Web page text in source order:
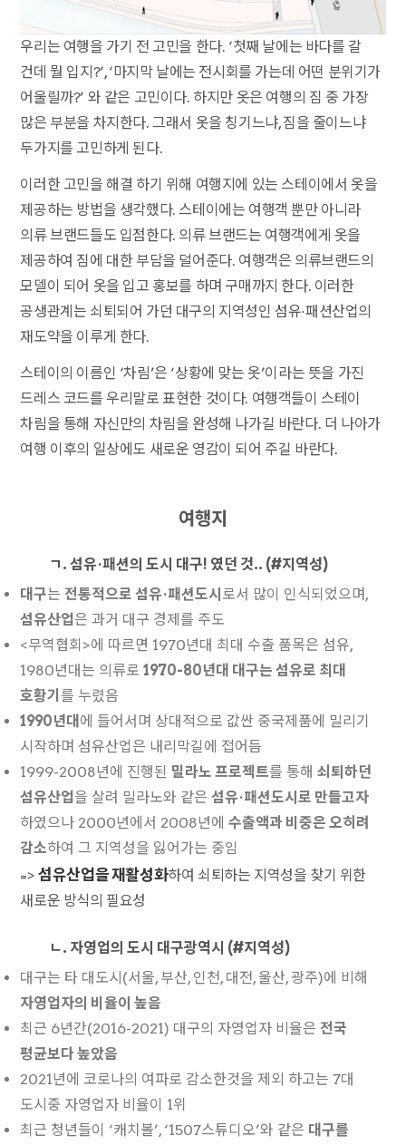
우리는 여행을 가기 전 고민을 한다. ‘첫째 날에는 바다를 갈
건데 뭘 입지?’, ‘마지막 날에는 전시회를 가는데 어떤 분위기가
어울릴까?’ 와 같은 고민이다. 하지만 옷은 여행의 짐 중 가장
많은 부분을 차지한다. 그래서 옷을 칭기느냐, 짐을 줄이느냐
두가지를 고민하게 된다.
이러한 고민을 해결 하기 위해 여행지에 있는 스테이에서 옷을
제공하는 방법을 생각했다. 스테이에는 여행객 뿐만 아니라
의류 브랜드들도 입점한다. 의류 브랜드는 여행객에게 옷을
제공하여 짐에 대한 부담을 덜어준다. 여행객은 의류브랜드의
모델이 되어 옷을 입고 홍보를 하며 구매까지 한다. 이러한
공생관계는 쇠퇴되어 가던 대구의 지역성인 섬유·패션산업의
재도약을 이루게 한다.
스테이의 이름인 ‘차림’은 ‘상황에 맞는 옷’이라는 뜻을 가진
드레스 코드를 우리말로 표현한 것이다. 여행객들이 스테이
차림을 통해 자신만의 차림을 완성해 나가길 바란다. 더 나아가
여행 이후의 일상에도 새로운 영감이 되어 주길 바란다.
여행지
ㄱ. 섬유·패션의 도시 대구! 였던 것.. (#지역성)
대구는 전통적으로 섬유·패션도시 로서 많이 인식되었으며,
섬유산업은 과거 대구 경제를 주도
<무역협회>에 따르면 1970년대 최대 수출 품목은 섬유,
1980년대는 의류로1970-80년대 대구는 섬유로 최대
호황기 를 누렸음
1990년대 에 들어서며 상대적으로 값싼 중국제품에 밀리기
시작하며 섬유산업은 내리막길에 접어듬
1999-2008년에 진행된 밀라노 프로젝트를 통해쇠퇴하던
섬유산업을 살려 밀라노와 같은섬유·패션도시로 만들고자
하였으나 2000년에서 2008년에수출액과 비중은 오히려
감소하여 그 지역성을 잃어가는 중임
=>섬유산업을 재활성화하여 쇠퇴하는 지역성을 찾기 위한
새로운 방식의 필요성
ㄴ. 자영업의 도시 대구광역시 (#지역성)
대구는 타 대도시(서울, 부산, 인천, 대전, 울산, 광주)에 비해
자영업자의 비율이 높음
최근 6년간(2016-2021) 대구의 자영업자 비율은 전국
평균보다 높았음
2021년에 코로나의 여파로 감소한것을 제외 하고는 7대
도시중 자영업자 비율이 1위
최근 청년들이 ‘캐치볼’, ‘1507스튜디오’와 같은 대구를